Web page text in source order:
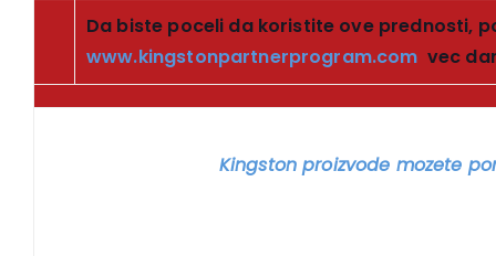
Da biste poceli da koristite ove prednosti,
www.kingstonpartnerprogram.com vec
Kingston proizvode mozete